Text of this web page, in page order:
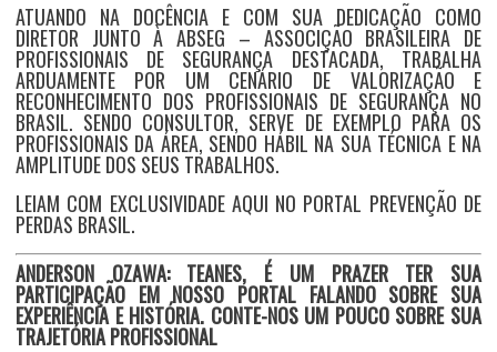
ATUANDO NA DOCÊNCIA E COM SUA DEDICAÇÃO COMO
DIRETOR JUNTO À ABSEG – ASSOCIÇÃO BRASILEIRA DE
PROFISSIONAIS DE SEGURANÇA DESTACADA, TRABALHA
ARDUAMENTE POR UM CENÁRIO DE VALORIZAÇÃO E
RECONHECIMENTO DOS PROFISSIONAIS DE SEGURANÇA NO
BRASIL. SENDO CONSULTOR, SERVE DE EXEMPLO PARA OS
PROFISSIONAIS DA ÁREA, SENDO HÁBIL NA SUA TÉCNICA E NA
AMPLITUDE DOS SEUS TRABALHOS.
LEIAM COM EXCLUSIVIDADE AQUI NO PORTAL PREVENÇÃO DE
PERDAS BRASIL.
ANDERSON OZAWA: TEANES, É UM PRAZER TER SUA
PARTICIPAÇÃO EM NOSSO PORTAL FALANDO SOBRE SUA
EXPERIÊNCIA E HISTÓRIA. CONTE-NOS UM POUCO SOBRE SUA
TRAJETÓRIA PROFISSIONAL